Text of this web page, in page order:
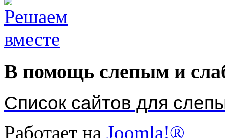
В помощь слепым и
Список сайтов для
Работает на Joomla!®